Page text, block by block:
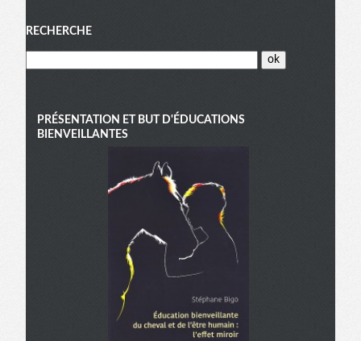
Menu
RECHERCHE
PRÉSENTATION ET BUT D'ÉDUCATIONS
BIENVEILLANTES